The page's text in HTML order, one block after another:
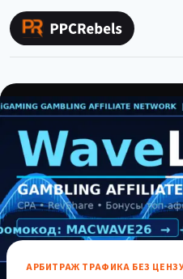
Перейти
содержимому
АРБИТРАЖ ТРАФИКА БЕЗ